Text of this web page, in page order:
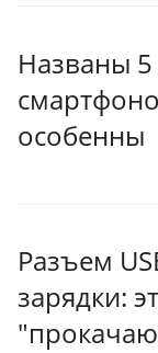
Названы
особенны
Разъем
зарядки: